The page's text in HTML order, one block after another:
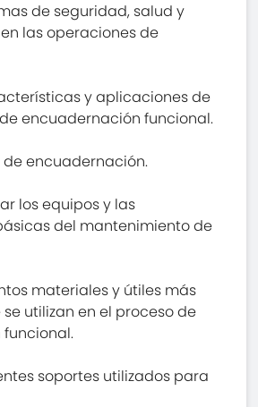
de seguridad, salud y
las operaciones de
y aplicaciones de
encuadernación funcional.
de encuadernación.
los equipos y las
del mantenimiento de
materiales y útiles más
utilizan en el proceso de
soportes utilizados para